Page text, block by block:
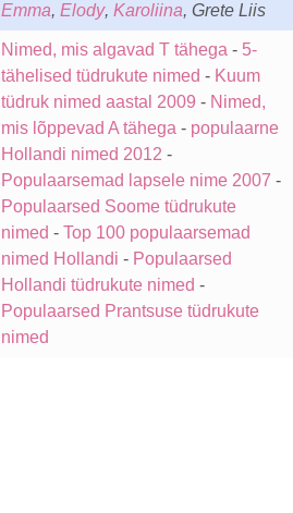
Emma, Elody, Karoliina, Grete Liis
Nimed, mis algavad T tähega - 5-
tähelised tüdrukute nimed - Kuum
tüdruk nimed aastal 2009 - Nimed,
mis lõppevad A tähega - populaarne
Hollandi nimed 2012 -
Populaarsemad lapsele nime 2007 -
Populaarsed Soome tüdrukute
nimed - Top 100 populaarsemad
nimed Hollandi - Populaarsed
Hollandi tüdrukute nimed -
Populaarsed Prantsuse tüdrukute
nimed